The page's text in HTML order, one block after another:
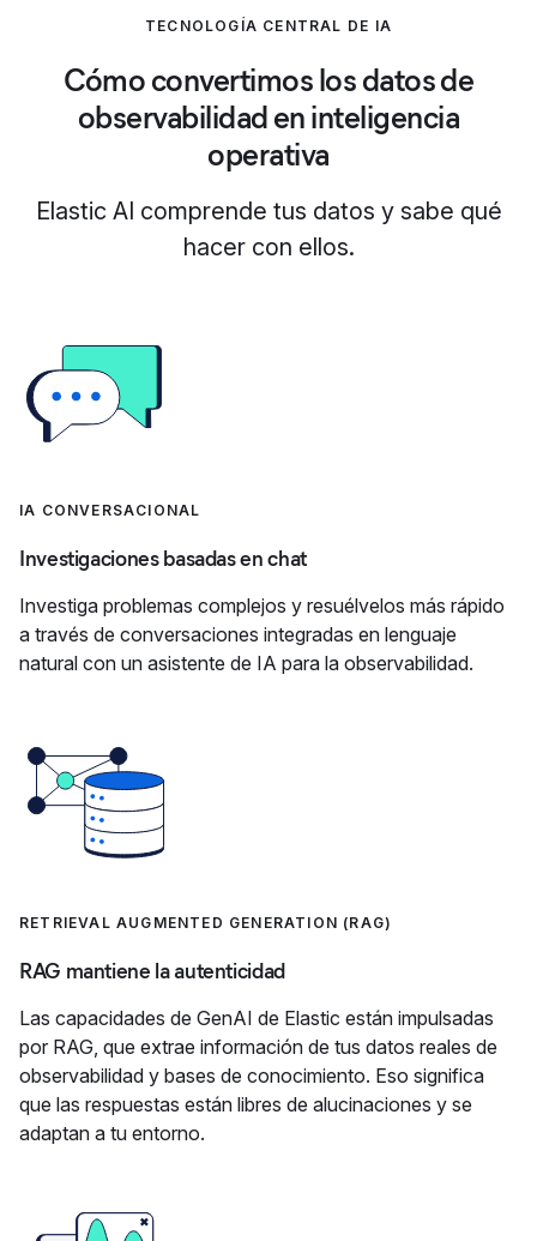
TECNOLOGÍA CENTRAL DE IA
Cómo convertimos los datos de
observabilidad en inteligencia
operativa
Elastic AI comprende tus datos y sabe qué
hacer con ellos.
IA CONVERSACIONAL
Investigaciones basadas en chat
Investiga problemas complejos y resuélvelos más rápido
a través de conversaciones integradas en lenguaje
natural con un asistente de IA para la observabilidad.
RETRIEVAL AUGMENTED GENERATION (RAG)
RAG mantiene la autenticidad
Las capacidades de GenAI de Elastic están impulsadas
por RAG, que extrae información de tus datos reales de
observabilidad y bases de conocimiento. Eso significa
que las respuestas están libres de alucinaciones y se
adaptan a tu entorno.